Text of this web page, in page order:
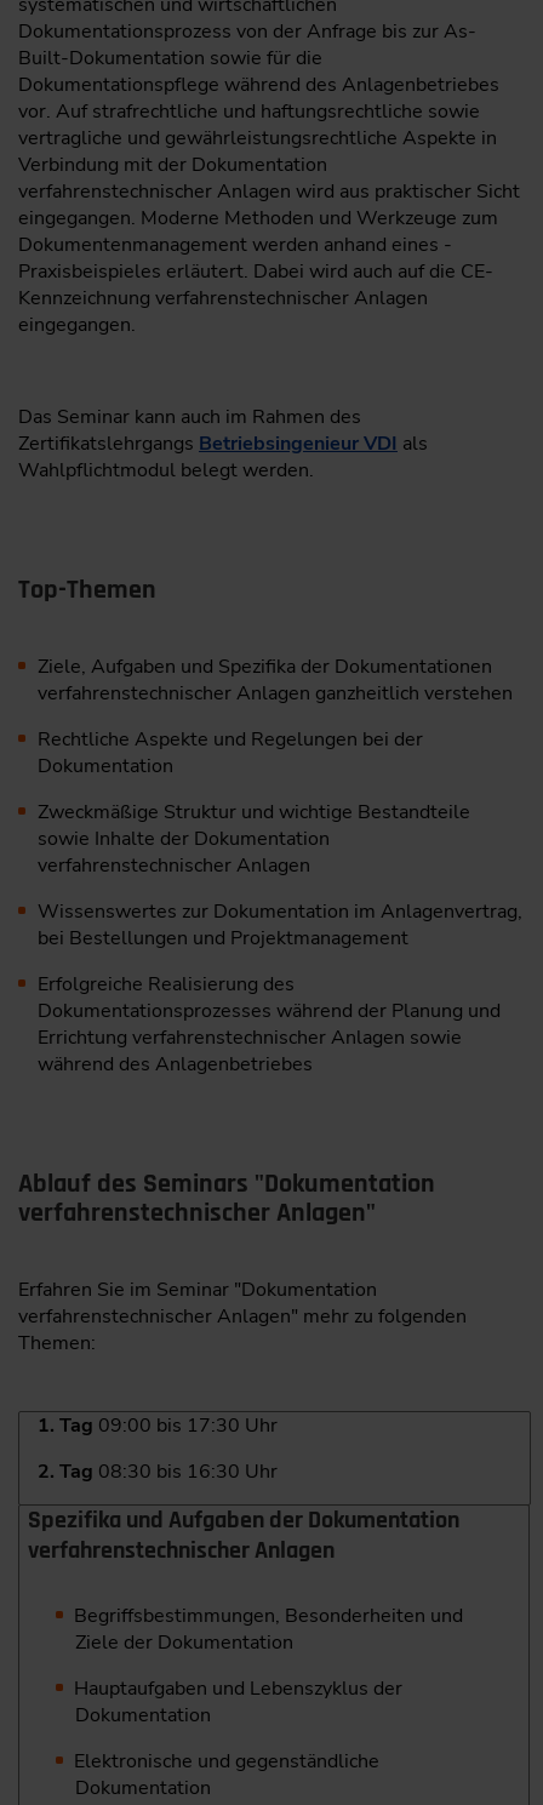
Dokumentationsprozess von der Anfrage bis zur As-
Built-Dokumentation sowie für die
Dokumentationspflege während des Anlagenbetriebes
vor. Auf strafrechtliche und haftungsrechtliche sowie
vertragliche und gewährleistungsrechtliche Aspekte in
Verbindung mit der Dokumentation
verfahrenstechnischer Anlagen wird aus praktischer Sicht
eingegangen. Moderne Methoden und Werk­zeuge zum
Dokumentenmanagement werden anhand eines ­
Praxisbeispieles erläutert. Dabei wird auch auf die CE-
Kennzeichnung verfahrens­technischer Anlagen
eingegangen.
Das Seminar kann auch im Rahmen des
Zertifikatslehrgangs Betriebsingenieur VDI als
Wahlpflichtmodul belegt werden.
Top-Themen
Ziele, Aufgaben und Spezifika der Dokumentationen
verfahrens­technischer Anlagen ganzheitlich verstehen
Rechtliche Aspekte und Regelungen bei der
Dokumentation
Zweckmäßige Struktur und wichtige Bestandteile
sowie Inhalte der ­Dokumentation
verfahrenstechnischer Anlagen
Wissenswertes zur Dokumentation im Anlagenvertrag,
bei Bestellungen und Projektmanagement
Erfolgreiche Realisierung des
Dokumentationsprozesses während der Planung und
Errichtung verfahrenstechnischer Anlagen sowie
während des Anlagenbetriebes
Ablauf des Seminars "Dokumentation
verfahrenstechnischer Anlagen"
Erfahren Sie im Seminar "Dokumentation
verfahrenstechnischer Anlagen" mehr zu folgenden
Themen:
1. Tag 09:00 bis 17:30 Uhr
2. Tag 08:30 bis 16:30 Uhr
Spezifika und Aufgaben der Dokumentation
verfahrens­technischer Anlagen
Begriffsbestimmungen, Besonderheiten und
Ziele der Dokumentation
Hauptaufgaben und Lebenszyklus der
Dokumentation
Elektronische und gegenständliche
Dokumentation